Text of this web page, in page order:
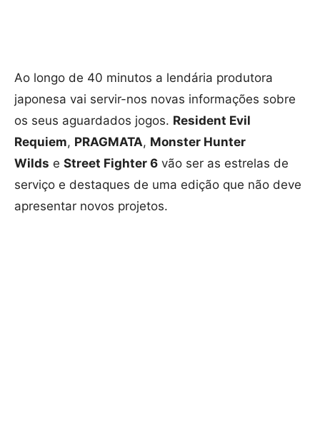
Ao longo de 40 minutos a lendária produtora
japonesa vai servir-nos novas informações sobre
os seus aguardados jogos. Resident Evil
Requiem, PRAGMATA, Monster Hunter
Wilds e Street Fighter 6 vão ser as estrelas de
serviço e destaques de uma edição que não deve
apresentar novos projetos.